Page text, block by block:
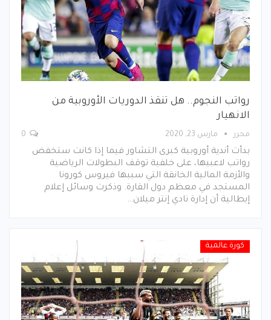
رواتب النجوم.. هل تنقذ الدوريات الأوروبية من
الانهيار
محرر مارس 23, 2020
بدأت أندية أوروبية كبرى التشاور فيما إذا كانت ستخفض
رواتب لاعبيها، على خلفية توقف البطولات الرياضية
والأزمة المالية الخانقة التي سببها فيروس كورونا
المستجد في معظم دول القارة. وذكرت وسائل إعلام
إيطالية أن إدارة نادي إنتر ميلان…
كورة عالمية